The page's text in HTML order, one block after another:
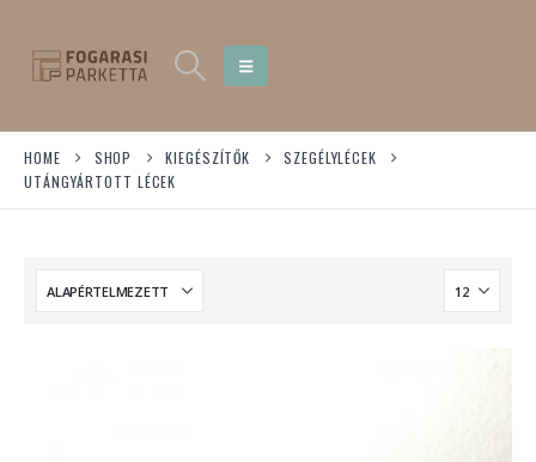
HOME SHOP KIEGÉSZÍTŐK
SZEGÉLYLÉCEK
UTÁNGYÁRTOTT LÉCEK